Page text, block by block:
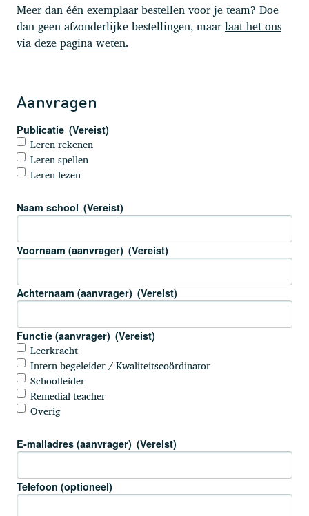
Meer dan één exemplaar bestellen voor je team? Doe
dan geen afzonderlijke bestellingen, maarlaat het ons
via deze pagina weten.
Aanvragen
Publicatie (Vereist)
Leren rekenen
Leren spellen
Leren lezen
Naam school (Vereist)
Voornaam (aanvrager) (Vereist)
Achternaam (aanvrager) (Vereist)
Functie (aanvrager) (Vereist)
Leerkracht
Intern begeleider / Kwaliteitscoördinator
Schoolleider
Remedial teacher
Overig
E-mailadres (aanvrager) (Vereist)
Telefoon (optioneel)